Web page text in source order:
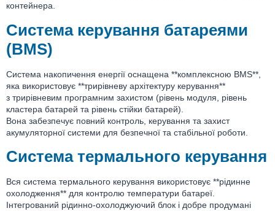
контейнера.
Система керування батареями
(BMS)
Система накопичення енергії оснащена **комплексною BMS**,
яка використовує **трирівневу архітектуру керування**
з трирівневим програмним захистом (рівень модуля, рівень
кластера батарей та рівень стійки батарей).
Вона забезпечує повний контроль, керування та захист
акумуляторної системи для безпечної та стабільної роботи.
Система термального керування
Вся система термального керування використовує **рідинне
охолодження** для контролю температури батареї.
Інтегрований рідинно-охолоджуючий блок і добре продумані